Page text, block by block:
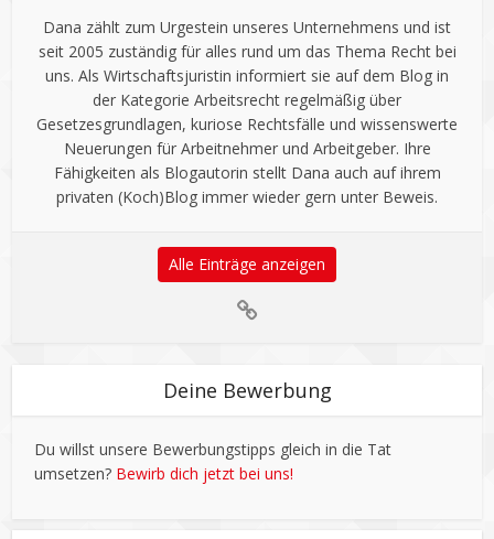
Dana zählt zum Urgestein unseres Unternehmens und ist
seit 2005 zuständig für alles rund um das Thema Recht bei
uns. Als Wirtschaftsjuristin informiert sie auf dem Blog in
der Kategorie Arbeitsrecht regelmäßig über
Gesetzesgrundlagen, kuriose Rechtsfälle und wissenswerte
Neuerungen für Arbeitnehmer und Arbeitgeber. Ihre
Fähigkeiten als Blogautorin stellt Dana auch auf ihrem
privaten (Koch)Blog immer wieder gern unter Beweis.
Alle Einträge anzeigen
Deine Bewerbung
Du willst unsere Bewerbungstipps gleich in die Tat
umsetzen? Bewirb dich jetzt bei uns!